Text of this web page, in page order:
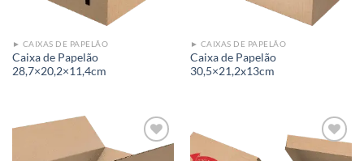
► CAIXAS DE PAPELÃO
Caixa de Papelão
28,7×20,2×11,4cm
► CAIXAS DE PAPELÃO
Caixa de Papelão
30,5×21,2x13cm